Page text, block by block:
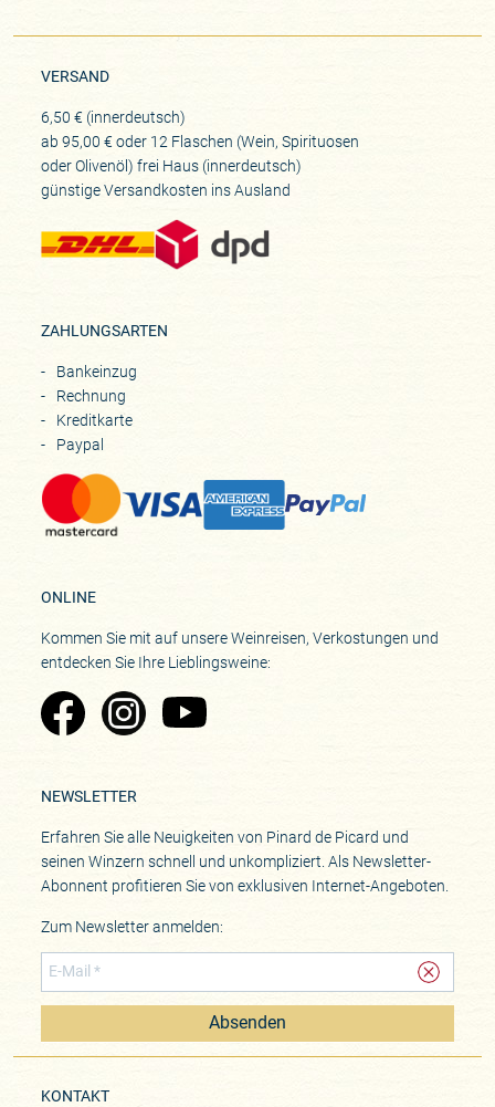
VERSAND
6,50 € (innerdeutsch)
ab 95,00 € oder 12 Flaschen (Wein, Spirituosen
oder Olivenöl) frei Haus (innerdeutsch)
günstige Versandkosten ins Ausland
ZAHLUNGSARTEN
Bankeinzug
Rechnung
Kreditkarte
Paypal
ONLINE
Kommen Sie mit auf unsere Weinreisen, Verkostungen und
entdecken Sie Ihre Lieblingsweine:
Zu Pinard's Facebook-Seite
Zu Pinard's Instagram-Seite
Zu Pinard's YouTube-Seite
NEWSLETTER
Erfahren Sie alle Neuigkeiten von Pinard de Picard und
seinen Winzern schnell und unkompliziert. Als Newsletter-
Abonnent profitieren Sie von exklusiven Internet-Angeboten.
Zum Newsletter anmelden:
Absenden
KONTAKT